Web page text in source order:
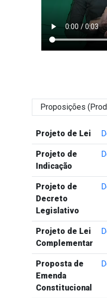
Proposições
Tipo de Proposição
Proposições
Proposições
Projeto de Lei
Projeto de
Indicação
Projeto de
Decreto
Legislativo
Projeto de Lei
Complementar
Proposta de
Emenda
Constitucional